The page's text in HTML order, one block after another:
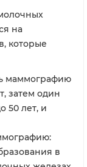
на
которые
маммографию
затем один
50 лет, и
в